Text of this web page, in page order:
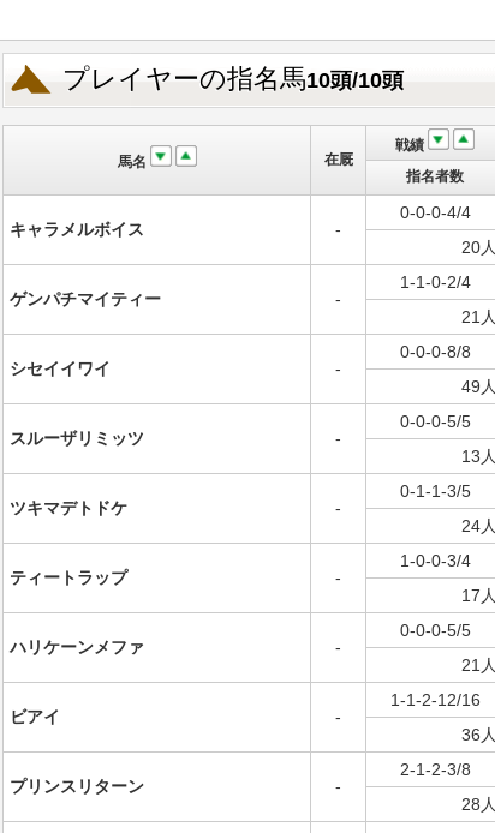
プレイヤーの指名馬10頭/10頭
馬名 在厩
戦績
指名者数
キャラメルボイス -
0-0-0-4/4
20人
ゲンパチマイティー -
1-1-0-2/4
21人
シセイイワイ -
0-0-0-8/8
49人
スルーザリミッツ -
0-0-0-5/5
13人
ツキマデトドケ -
0-1-1-3/5
24人
ティートラップ -
1-0-0-3/4
17人
ハリケーンメファ -
0-0-0-5/5
21人
ビアイ -
1-1-2-12/16
36人
プリンスリターン -
2-1-2-3/8
28人